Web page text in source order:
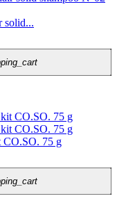
solid...
CO.SO. 75 g